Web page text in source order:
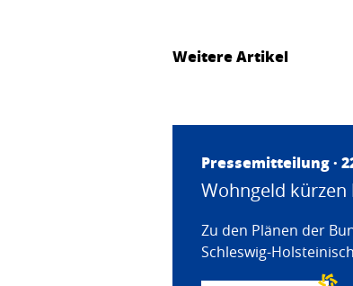
Weitere Artikel
Pressemitteilung ·
Wohngeld
Zu den Plänen der
Schleswig-